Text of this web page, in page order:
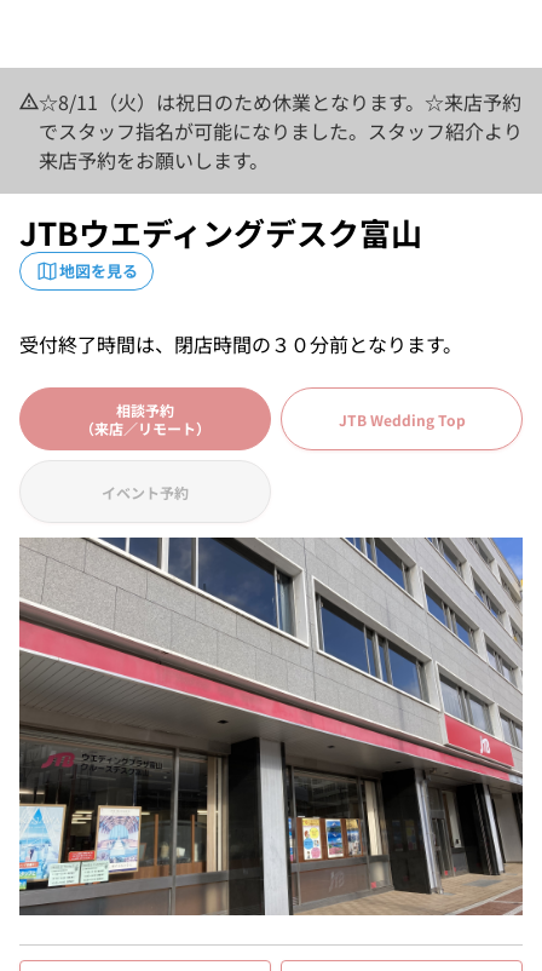
☆8/11（火）は祝日のため休業となります。☆来店予約
でスタッフ指名が可能になりました。スタッフ紹介より
来店予約をお願いします。
JTBウエディングデスク富山
地図を見る
受付終了時間は、閉店時間の３０分前となります。
相談予約
（来店／リモート）
JTB Wedding Top
イベント予約